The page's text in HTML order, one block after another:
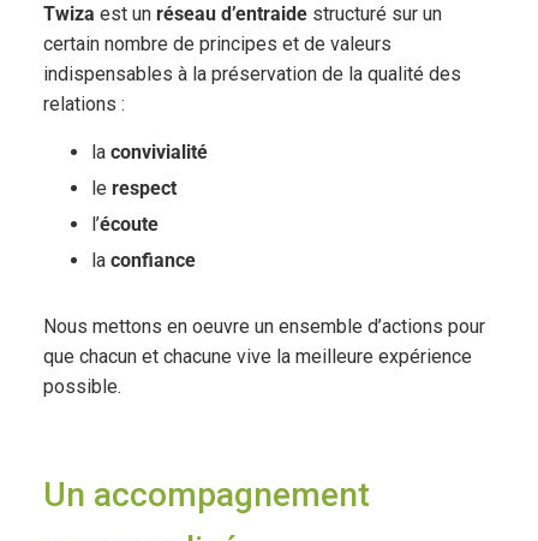
Twiza est un réseau d’entraidestructuré sur un
certain nombre de principes et de valeurs
indispensables à la préservation de la qualité des
relations :
la convivialité
le respect
l’écoute
la confiance
Nous mettons en oeuvre un ensemble d’actions pour
que chacun et chacune vive la meilleure expérience
possible.
Un accompagnement